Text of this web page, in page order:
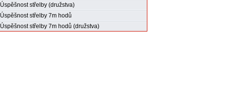
Úspěšnost střelby (družstva)
Úspěšnost střelby 7m hodů
Úspěšnost střelby 7m hodů (družstva)